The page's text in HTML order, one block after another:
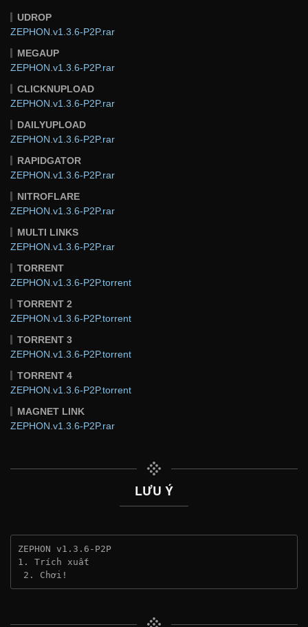
UDROP
ZEPHON.v1.3.6-P2P.rar
MEGAUP
ZEPHON.v1.3.6-P2P.rar
CLICKNUPLOAD
ZEPHON.v1.3.6-P2P.rar
DAILYUPLOAD
ZEPHON.v1.3.6-P2P.rar
RAPIDGATOR
ZEPHON.v1.3.6-P2P.rar
NITROFLARE
ZEPHON.v1.3.6-P2P.rar
MULTI LINKS
ZEPHON.v1.3.6-P2P.rar
TORRENT
ZEPHON.v1.3.6-P2P.torrent
TORRENT 2
ZEPHON.v1.3.6-P2P.torrent
TORRENT 3
ZEPHON.v1.3.6-P2P.torrent
TORRENT 4
ZEPHON.v1.3.6-P2P.torrent
MAGNET LINK
ZEPHON.v1.3.6-P2P.rar
LƯU Ý
ZEPHON v1.3.6-P2P
1. Trích xuất
2. Chơi!